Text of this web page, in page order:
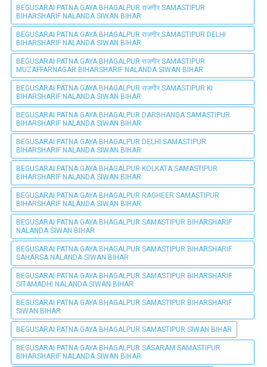
BEGUSARAI PATNA GAYA BHAGALPUR राजगीर SAMASTIPUR
BIHARSHARIF NALANDA SIWAN BIHAR
BEGUSARAI PATNA GAYA BHAGALPUR राजगीर SAMASTIPUR DELHI
BIHARSHARIF NALANDA SIWAN BIHAR
BEGUSARAI PATNA GAYA BHAGALPUR राजगीर SAMASTIPUR
MUZAFFARNAGAR BIHARSHARIF NALANDA SIWAN BIHAR
BEGUSARAI PATNA GAYA BHAGALPUR राजगीर SAMASTIPUR KI
BIHARSHARIF NALANDA SIWAN BIHAR
BEGUSARAI PATNA GAYA BHAGALPUR DARBHANGA SAMASTIPUR
BIHARSHARIF NALANDA SIWAN BIHAR
BEGUSARAI PATNA GAYA BHAGALPUR DELHI SAMASTIPUR
BIHARSHARIF NALANDA SIWAN BIHAR
BEGUSARAI PATNA GAYA BHAGALPUR KOLKATA SAMASTIPUR
BIHARSHARIF NALANDA SIWAN BIHAR
BEGUSARAI PATNA GAYA BHAGALPUR RAGHEER SAMASTIPUR
BIHARSHARIF NALANDA SIWAN BIHAR
BEGUSARAI PATNA GAYA BHAGALPUR SAMASTIPUR BIHARSHARIF
NALANDA SIWAN BIHAR
BEGUSARAI PATNA GAYA BHAGALPUR SAMASTIPUR BIHARSHARIF
SAHARSA NALANDA SIWAN BIHAR
BEGUSARAI PATNA GAYA BHAGALPUR SAMASTIPUR BIHARSHARIF
SITAMADHI NALANDA SIWAN BIHAR
BEGUSARAI PATNA GAYA BHAGALPUR SAMASTIPUR BIHARSHARIF
SIWAN BIHAR
BEGUSARAI PATNA GAYA BHAGALPUR SAMASTIPUR SIWAN BIHAR
BEGUSARAI PATNA GAYA BHAGALPUR SASARAM SAMASTIPUR
BIHARSHARIF NALANDA SIWAN BIHAR